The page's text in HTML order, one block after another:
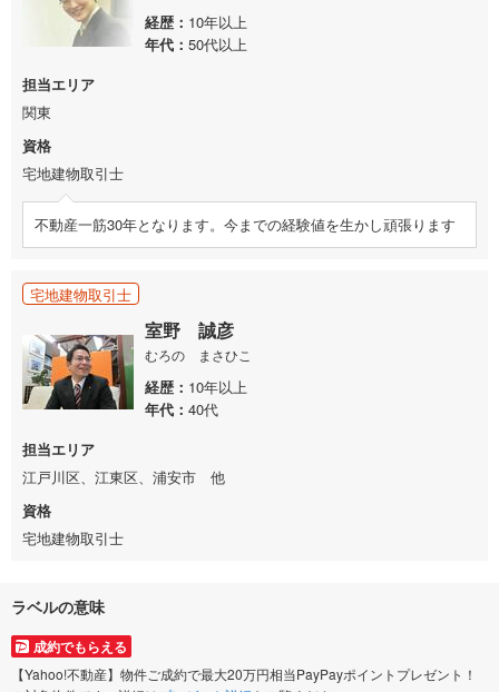
経歴
10年以上
年代
50代以上
担当エリア
関東
資格
宅地建物取引士
不動産一筋30年となります。今までの経験値を生かし頑張ります
宅地建物取引士
室野 誠彦
むろの まさひこ
経歴
10年以上
年代
40代
担当エリア
江戸川区、江東区、浦安市 他
資格
宅地建物取引士
ラベルの意味
成約でもらえる
【Yahoo!不動産】物件ご成約で最大20万円相当PayPayポイントプレゼント！